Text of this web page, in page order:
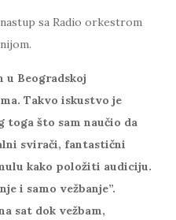
sa Radio orkestrom
u Beogradskoj
Takvo iskustvo je
toga što sam naučio da
svirači, fantastični
kako položiti audiciju.
i samo vežbanje”.
sat dok vežbam,